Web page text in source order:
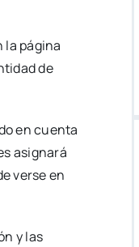
la pági­na
de
en cuen­ta
asig­na­rá
ver­se en
y las